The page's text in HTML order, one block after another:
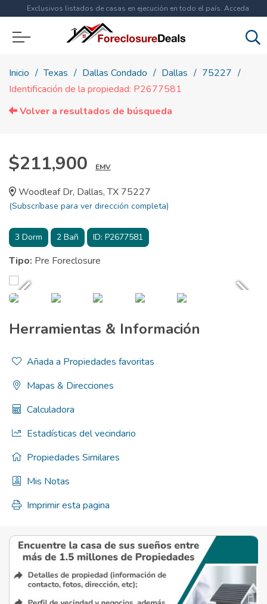
Exclusivos listados de casas en ejecución en todo el país. Acceda
ahora a
Inicio Texas Dallas Condado Dallas
75227
Identificación de la propiedad: P2677581
Volver a resultados de búsqueda
$211,900 EMV
Woodleaf Dr, Dallas, TX 75227
(Subscríbase para ver dirección completa)
3 Dorm 2 Bañ ID: P2677581
Tipo: Pre Foreclosure
Herramientas & Información
Añada a Propiedades favoritas
Mapas & Direcciones
Calculadora
Estadísticas del vecindario
Propiedades Similares
Mis Notas
Imprimir esta pagina